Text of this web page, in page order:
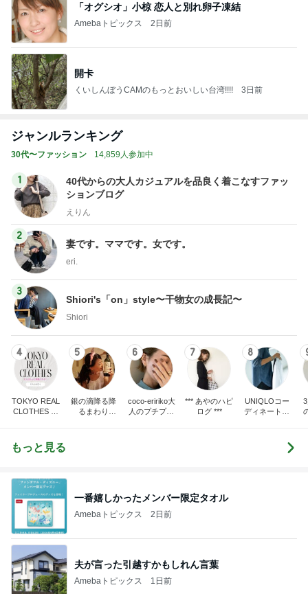
「オグシオ」小椋 恋人と別れ卵子凍結
Amebaトピックス 2日前
開卡
くいしんぼうCAMのもっとおいしい台湾!!!! 3日前
ジャンルランキング
30代〜ファッション 14,859人参加中
1
40代からの大人カジュアルを品良く着こなすファッ
ションブログ
えりん
2
妻です。ママです。女です。
eri.
3
Shiori's「on」style〜干物女の成長記〜
Shiori
4
TOKYO REAL
CLOTHES 大
5
銀の滴降る降
るまわり
6
coco-eririko大
人のプチプラ
7
*** あやのハピ
ログ ***
8
UNIQLOコー
ディネート日
もっと見る
一番嬉しかったメンバー限定タオル
Amebaトピックス 2日前
夫が言った引越すかもしれん言葉
Amebaトピックス 1日前